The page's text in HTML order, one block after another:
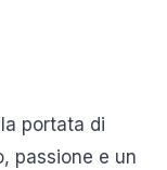
portata di
passione e un